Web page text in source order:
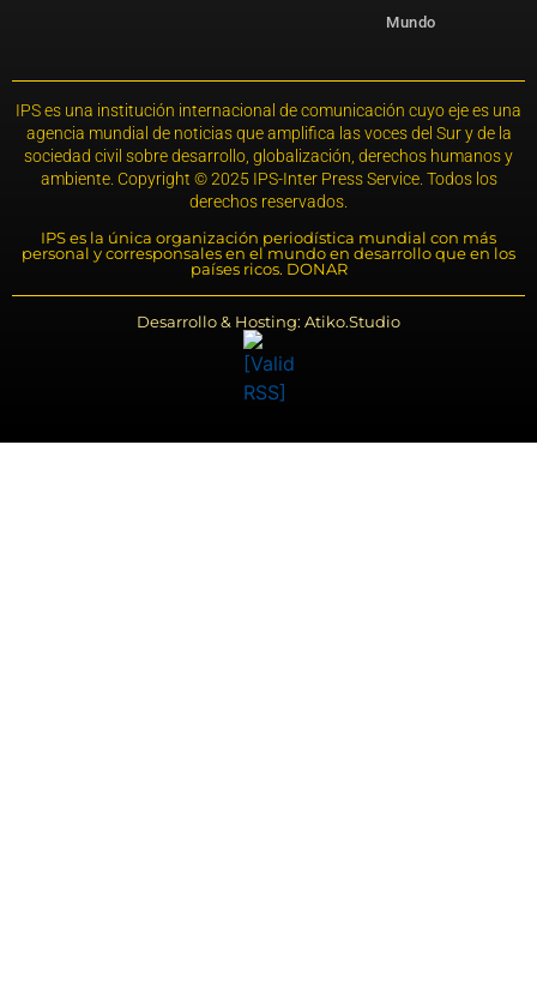
Mundo
IPS es una institución internacional de comunicación cuyo eje es una
agencia mundial de noticias que amplifica las voces del Sur y de la
sociedad civil sobre desarrollo, globalización, derechos humanos y
ambiente. Copyright © 2025 IPS-Inter Press Service. Todos los
derechos reservados.
IPS es la única organización periodística mundial con más
personal y corresponsales en el mundo en desarrollo que en los
países ricos. DONAR
Desarrollo & Hosting: Atiko.Studio